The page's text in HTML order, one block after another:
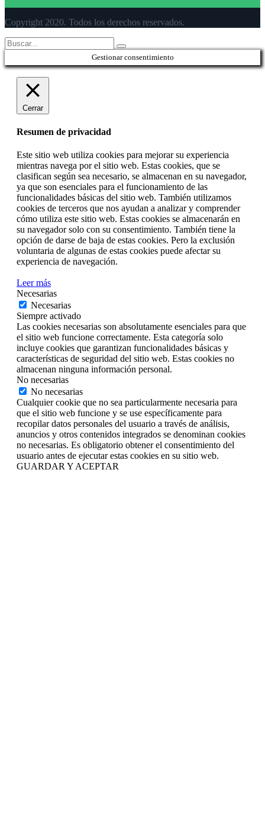
Copyright 2020. Todos los derechos reservados.
Gestionar consentimiento
Cerrar
Resumen de privacidad
Este sitio web utiliza cookies para mejorar su experiencia
mientras navega por el sitio web. Estas cookies, que se
clasifican según sea necesario, se almacenan en su navegador,
ya que son esenciales para el funcionamiento de las
funcionalidades básicas del sitio web. También utilizamos
cookies de terceros que nos ayudan a analizar y comprender
cómo utiliza este sitio web. Estas cookies se almacenarán en
su navegador solo con su consentimiento. También tiene la
opción de darse de baja de estas cookies. Pero la exclusión
voluntaria de algunas de estas cookies puede afectar su
experiencia de navegación.
Leer más
Necesarias
Necesarias
Siempre activado
Las cookies necesarias son absolutamente esenciales para que
el sitio web funcione correctamente. Esta categoría solo
incluye cookies que garantizan funcionalidades básicas y
características de seguridad del sitio web. Estas cookies no
almacenan ninguna información personal.
No necesarias
No necesarias
Cualquier cookie que no sea particularmente necesaria para
que el sitio web funcione y se use específicamente para
recopilar datos personales del usuario a través de análisis,
anuncios y otros contenidos integrados se denominan cookies
no necesarias. Es obligatorio obtener el consentimiento del
usuario antes de ejecutar estas cookies en su sitio web.
GUARDAR Y ACEPTAR